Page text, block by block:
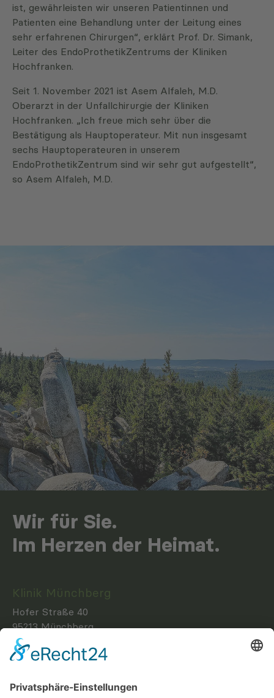
ist, gewährleisten wir unseren Patientinnen und
Patienten eine Behandlung unter der Leitung eines
sehr erfahrenen Chirurgen“, erklärt Prof. Dr. Simank,
Leiter des EndoProthetikZentrums der Kliniken
Hochfranken.
Seit 1. November 2021 ist Asem Alfaleh, M.D.
Oberarzt in der Unfallchirurgie der Kliniken
Hochfranken. „Ich freue mich sehr über die
Bestätigung als Hauptoperateur. Mit nun insgesamt
sechs Hauptoperateuren in unserem
EndoProthetikZentrum sind wir sehr gut aufgestellt“,
so Asem Alfaleh, M.D.
Wir für Sie.
Im Herzen der Heimat.
Klinik Münchberg
Hofer Straße 40
95213 Münchberg
Telefon:
E-Mail:info(at)kliniken-hochfranken.de
Klinik Naila